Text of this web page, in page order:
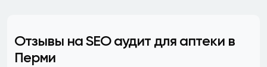
Отзывы на SEO аудит для аптеки в
Перми